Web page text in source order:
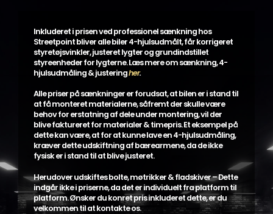
Inkluderet i prisen ved professionel sænkning hos
Streetpoint bliver alle biler 4-hjulsudmålt, får korrigeret
styretøjsvinkler, justeret lygter og grundindstillet
styreenheder for lygterne. Læs mere om sænkning, 4-
hjulsudmåling & justeringher.
Alle priser på sænkninger er forudsat, at bilen er i stand til
at få monteret materialerne, såfremt der skulle være
behov for erstatning af dele under montering, vil der
blive faktureret for materialer & timepris. Et eksempel på
dette kan være, at for at kunne lave en 4-hjulsudmåling,
kræver dette udskiftning af bærearmene, da de ikke
fysisk er i stand til at blive justeret.
Herudover udskiftes bolte, møtrikker & fladskiver – Dette
indgår ikke i priserne, da det er individuelt fra platform til
platform. Ønsker du konret pris inkluderet dette, er du
velkommen til at kontakte os.